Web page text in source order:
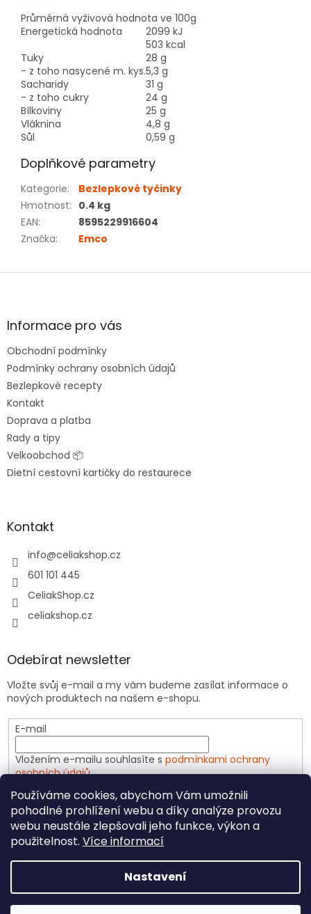
Používáme cookies, abychom Vám umožnili
pohodlné prohlížení webu a díky analýze provozu
webu neustále zlepšovali jeho funkce, výkon a
použitelnost. Více informací
Nastavení
Průměrná vyživová hodnota ve 100g
Energetická hodnota
2099 kJ
503 kcal
Tuky
28 g
- z toho nasycené m. kys.5,3 g
Sacharidy
31 g
- z toho cukry
24 g
Bílkoviny
25 g
Vláknina
4,8 g
Sůl
0,59 g
Doplňkové parametry
Kategorie:
Bezlepkové tyčinky
Hmotnost: 0.4 kg
EAN:
8595229916604
Značka: Emco
Z
aInformace pro vás
Obchodní podmínky
Podmínky ochrany osobních údajů
Bezlepkové recepty
Kontakt
Doprava a platba
Rady a tipy
Velkoobchod 📦
Dietní cestovní kartičky do restaurece
Kontakt
info@celiakshop.cz
601 101 445
CeliakShop.cz
celiakshop.cz
Odebírat newsletter
Vložte svůj e-mail a my vám budeme zasílat informace o
nových produktech na našem e-shopu.
E-mail
Vložením e-mailu souhlasíte s podmínkami ochrany
osobních údajů
PŘIHLÁSIT SE
Copyright 2026CeliakShop.cz. Všechna práva